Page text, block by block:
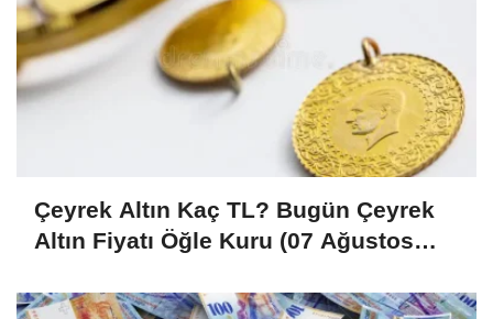
Çeyrek Altın Kaç TL? Bugün Çeyrek
Altın Fiyatı Öğle Kuru (07 Ağustos